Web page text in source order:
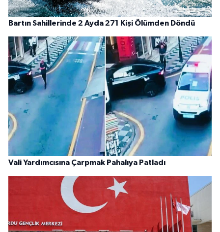
Bartın Sahillerinde 2 Ayda 271 Kişi Ölümden Döndü
Vali Yardımcısına Çarpmak Pahalıya Patladı